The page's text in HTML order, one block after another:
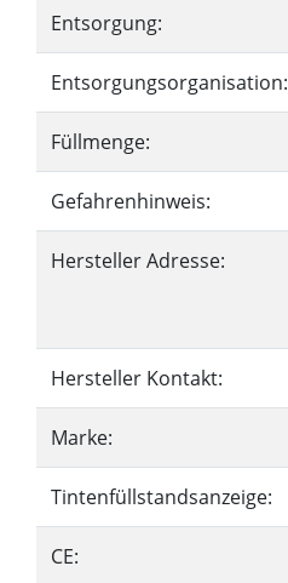
Entsorgung:
Entsorgungsorganisation:
Füllmenge:
Gefahrenhinweis:
Hersteller Adresse:
Hersteller Kontakt:
Marke:
Tintenfüllstandsanzeige:
CE: